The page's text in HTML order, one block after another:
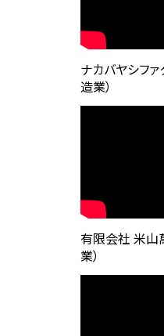
ナカバヤシフ
造業）
有限会社 米山
業）